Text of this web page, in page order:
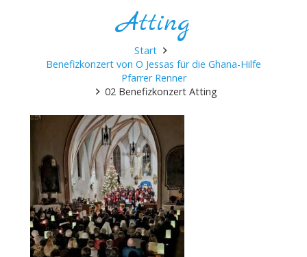
Atting
Start
Benefizkonzert von O Jessas für die Ghana-Hilfe
Pfarrer Renner
02 Benefizkonzert Atting